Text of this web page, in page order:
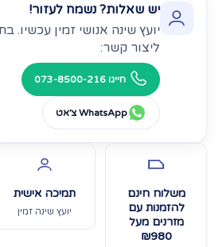
יש שאלות? נשמח לעזור!
יועץ שינה אנושי זמין עכשיו.
ליצור קשר:
חייגו 073-8500-216
WhatsApp צ׳אט
משלוח חינם
להזמנות עם
מזרנים מעל
₪980
תמיכה אישית
יועץ שינה זמין